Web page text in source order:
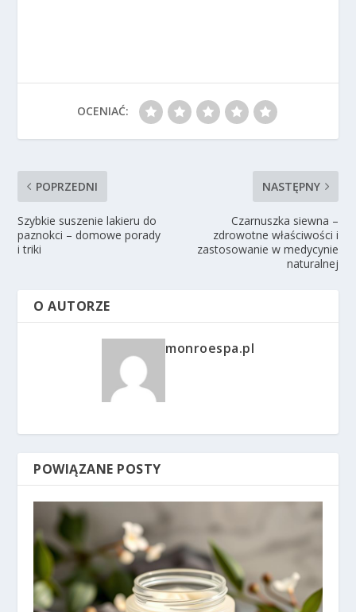
OCENIAĆ:
POPRZEDNI
Szybkie suszenie lakieru do
paznokci – domowe porady
i triki
NASTĘPNY
Czarnuszka siewna –
zdrowotne właściwości i
zastosowanie w medycynie
naturalnej
O AUTORZE
monroespa.pl
POWIĄZANE POSTY